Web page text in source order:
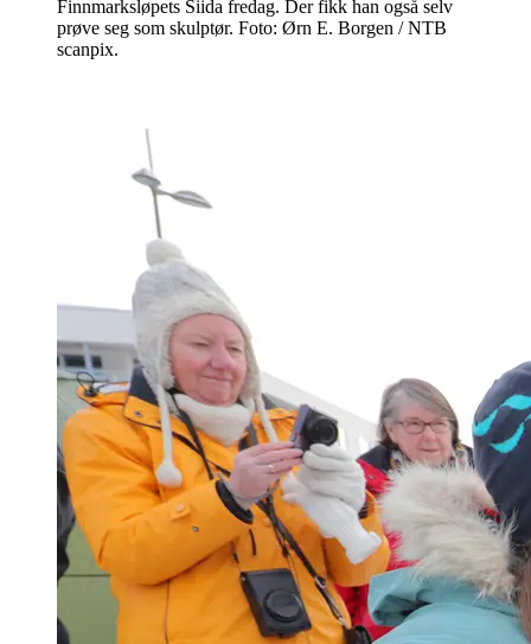
Finnmarksløpets Siida fredag. Der fikk han også selv
prøve seg som skulptør. Foto: Ørn E. Borgen / NTB
scanpix.